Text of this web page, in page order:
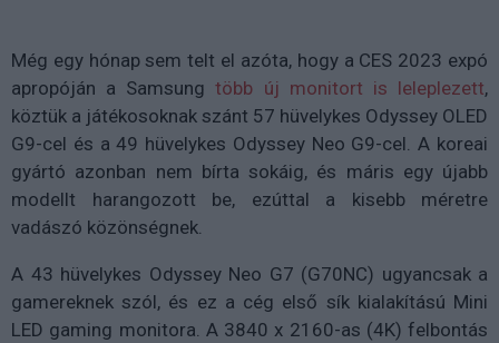
Még egy hónap sem telt el azóta, hogy a CES 2023 expó
apropóján a Samsungtöbb új monitort is leleplezett,
köztük a játékosoknak szánt 57 hüvelykes Odyssey OLED
G9-cel és a 49 hüvelykes Odyssey Neo G9-cel. A koreai
gyártó azonban nem bírta sokáig, és máris egy újabb
modellt harangozott be, ezúttal a kisebb méretre
vadászó közönségnek.
A 43 hüvelykes Odyssey Neo G7 (G70NC) ugyancsak a
gamereknek szól, és ez a cég első sík kialakítású Mini
LED gaming monitora. A 3840 x 2160-as (4K) felbontás